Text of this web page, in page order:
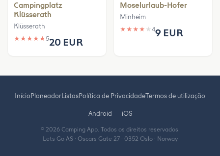
Campingplatz
Klüsserath
Klüsserath
★ ★ ★ ★ ★520 EUR
Moselurlaub-Hofer
Minheim
★ ★ ★ ★ ★ 49 EUR
InícioPlaneadorListasPolítica de PrivacidadeTermos de utilização
Android iOS
© 2026 Camping App. Todos os direitos reservados.
Lets Go AS · Oscars Gate 27 · 0352 Oslo · Norway